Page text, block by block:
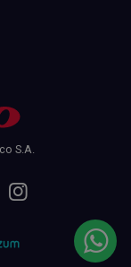
S.A.